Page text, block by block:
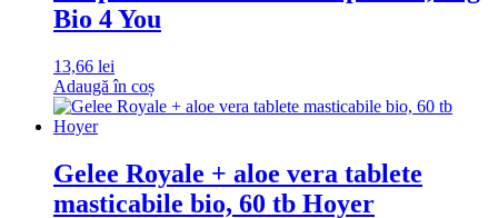
Bio 4 You
13,66 lei
Adaugă în coș
Gelee Royale + aloe vera tablete
masticabile bio, 60 tb Hoyer